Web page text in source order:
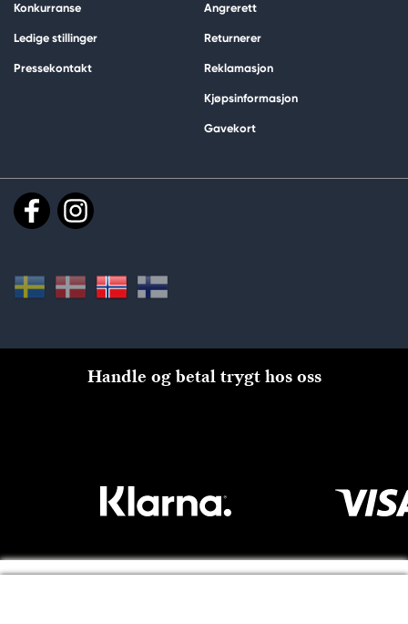
Konkurranse
Ledige stillinger
Pressekontakt
Angrerett
Returnerer
Reklamasjon
Kjøpsinformasjon
Gavekort
Handle og betal trygt hos oss